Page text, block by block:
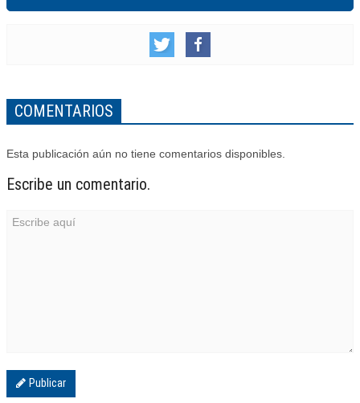
COMENTARIOS
Esta publicación aún no tiene comentarios disponibles.
Escribe un comentario.
Publicar